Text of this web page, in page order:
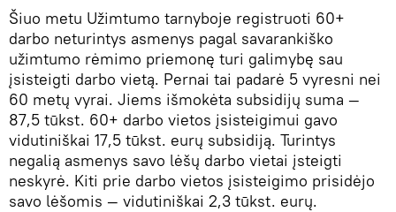
Šiuo metu Užimtumo tarnyboje registruoti 60+
darbo neturintys asmenys pagal savarankiško
užimtumo rėmimo priemonę turi galimybę sau
įsisteigti darbo vietą. Pernai tai padarė 5 vyresni nei
60 metų vyrai. Jiems išmokėta subsidijų suma —
87,5 tūkst. 60+ darbo vietos įsisteigimui gavo
vidutiniškai 17,5 tūkst. eurų subsidiją. Turintys
negalią asmenys savo lėšų darbo vietai įsteigti
neskyrė. Kiti prie darbo vietos įsisteigimo prisidėjo
savo lėšomis — vidutiniškai 2,3 tūkst. eurų.